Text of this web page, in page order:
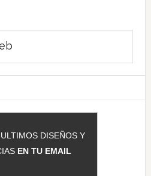
DISEÑOS Y
EN TU EMAIL